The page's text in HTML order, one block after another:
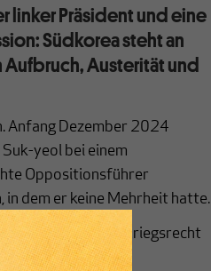
linker Präsident und eine
Südkorea steht an
Austerität und
Anfang Dezember 2024
yeol bei einem
Oppositionsführer
in dem er keine Mehrheit hatte.
das Kriegsrecht
Zivilgesellschaft,